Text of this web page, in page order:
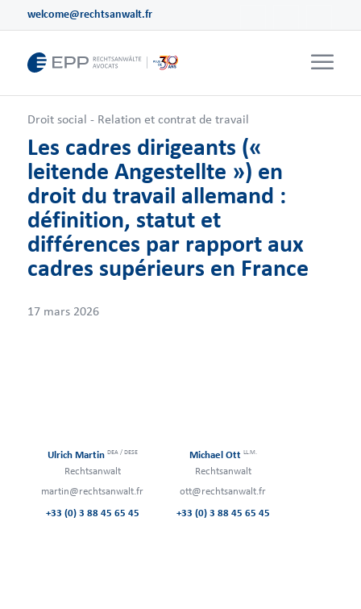
welcome@rechtsanwalt.fr
Droit social - Relation et contrat de travail
Les cadres dirigeants («
leitende Angestellte ») en
droit du travail allemand :
définition, statut et
différences par rapport aux
cadres supérieurs en France
17 mars 2026
Ulrich Martin DEA / DESE
Rechtsanwalt
martin@rechtsanwalt.fr
+33 (0) 3 88 45 65 45
Michael Ott LL.M.
Rechtsanwalt
ott@rechtsanwalt.fr
+33 (0) 3 88 45 65 45